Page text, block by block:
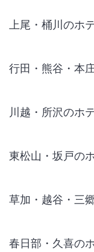
上尾・桶川のホ
行田・熊谷・本
川越・所沢のホ
東松山・坂戸の
草加・越谷・三
春日部・久喜の